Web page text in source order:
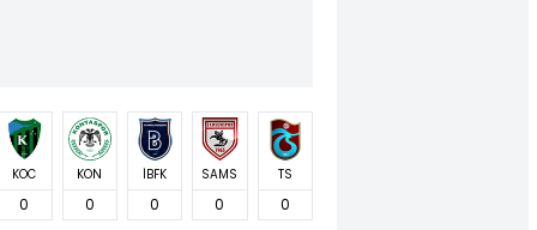
KOC
0
KON
0
İBFK
0
SAMS
0
TS
0